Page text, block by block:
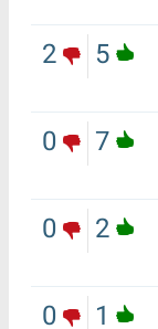
5
2
7
0
2
0
1
0